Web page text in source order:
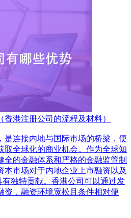
港注册公司的流程及材料）
是连接内地与国际市场的桥梁，便
取全球化的商业机会。作为全球知
全的金融体系和严格的金融监管制
本市场对于内地企业上市融资以及
独特贡献。香港公司可以通过发
资，融资环境宽松且条件相对便